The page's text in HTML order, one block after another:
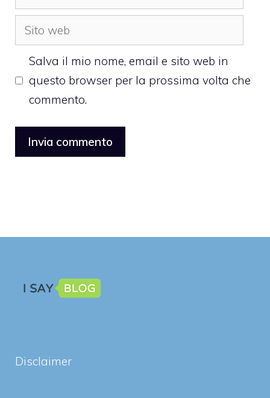
Sito
web
Salva il mio nome, email e sito web in
questo browser per la prossima volta che
commento.
Disclaimer